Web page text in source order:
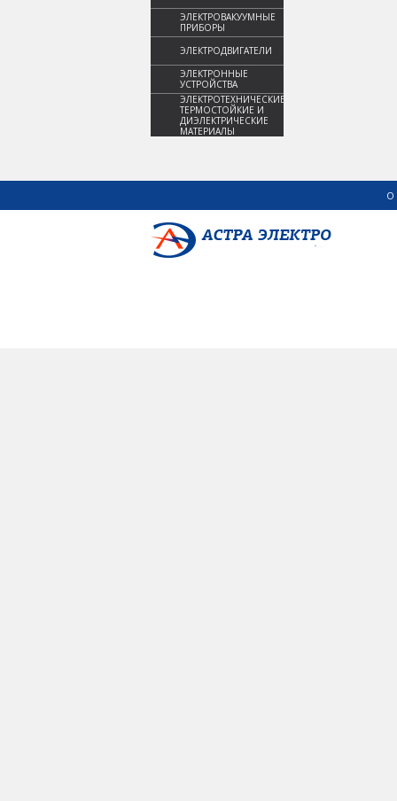
ЭЛЕКТРОВАКУУМНЫЕ
ПРИБОРЫ
ЭЛЕКТРОДВИГАТЕЛИ
ЭЛЕКТРОННЫЕ
УСТРОЙСТВА
ЭЛЕКТРОТЕХНИЧЕСКИЕ,
ТЕРМОСТОЙКИЕ И
ДИЭЛЕКТРИЧЕСКИЕ
МАТЕРИАЛЫ